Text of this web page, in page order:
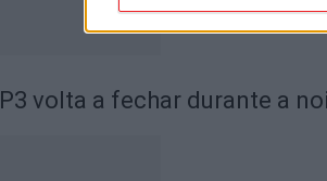
volta a fechar durante a